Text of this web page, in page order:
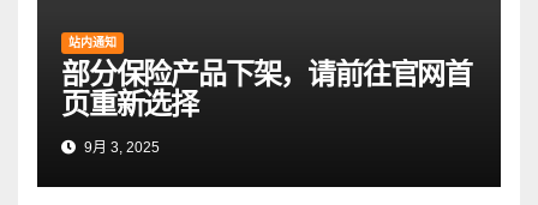
站内通知
部分保险产品下架，请前往官网首
页重新选择
9月 3, 2025